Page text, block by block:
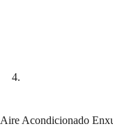
Aire Acondicionado